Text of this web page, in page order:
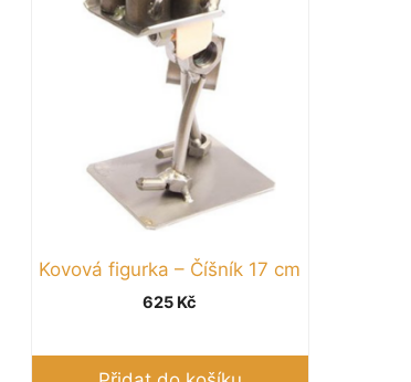
Kovová figurka – Číšník 17 cm
625 Kč